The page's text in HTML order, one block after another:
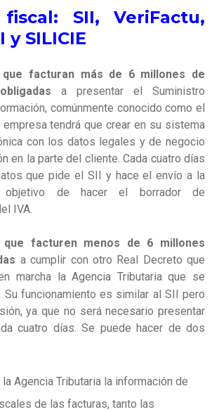
SII, VeriFactu,
y SILICIE
que facturan más de 6 millones de
a presentar el Suministro
comúnmente conocido como el
tendrá que crear en su sistema
con los datos legales y de negocio
en la parte del cliente. Cada cuatro días
que pide el SII y hace el envío a la
de hacer el borrador de
IVA.
que facturen menos de 6 millones
a cumplir con otro Real Decreto que
marcha la Agencia Tributaria que se
Su funcionamiento es similar al SII pero
ya que no será necesario presentar
cuatro días. Se puede hacer de dos
la Agencia Tributaria la información de
de las facturas, tanto las